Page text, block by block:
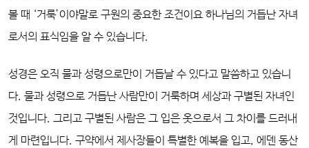
볼 때 ‘거룩’이야말로 구원의 중요한 조건이요 하나님의 거듭난 자녀
로서의 표식임을 알 수 있습니다.
성경은 오직 물과 성령으로만이 거듭날 수 있다고 말씀하고 있습니
다. 물과 성령으로 거듭난 사람만이 거룩하며 세상과 구별된 자녀인
것입니다. 그리고 구별된 사람은 그 입은 옷으로서 그 차이를 드러내
게 마련입니다. 구약에서 제사장들이 특별한 예복을 입고, 에덴 동산